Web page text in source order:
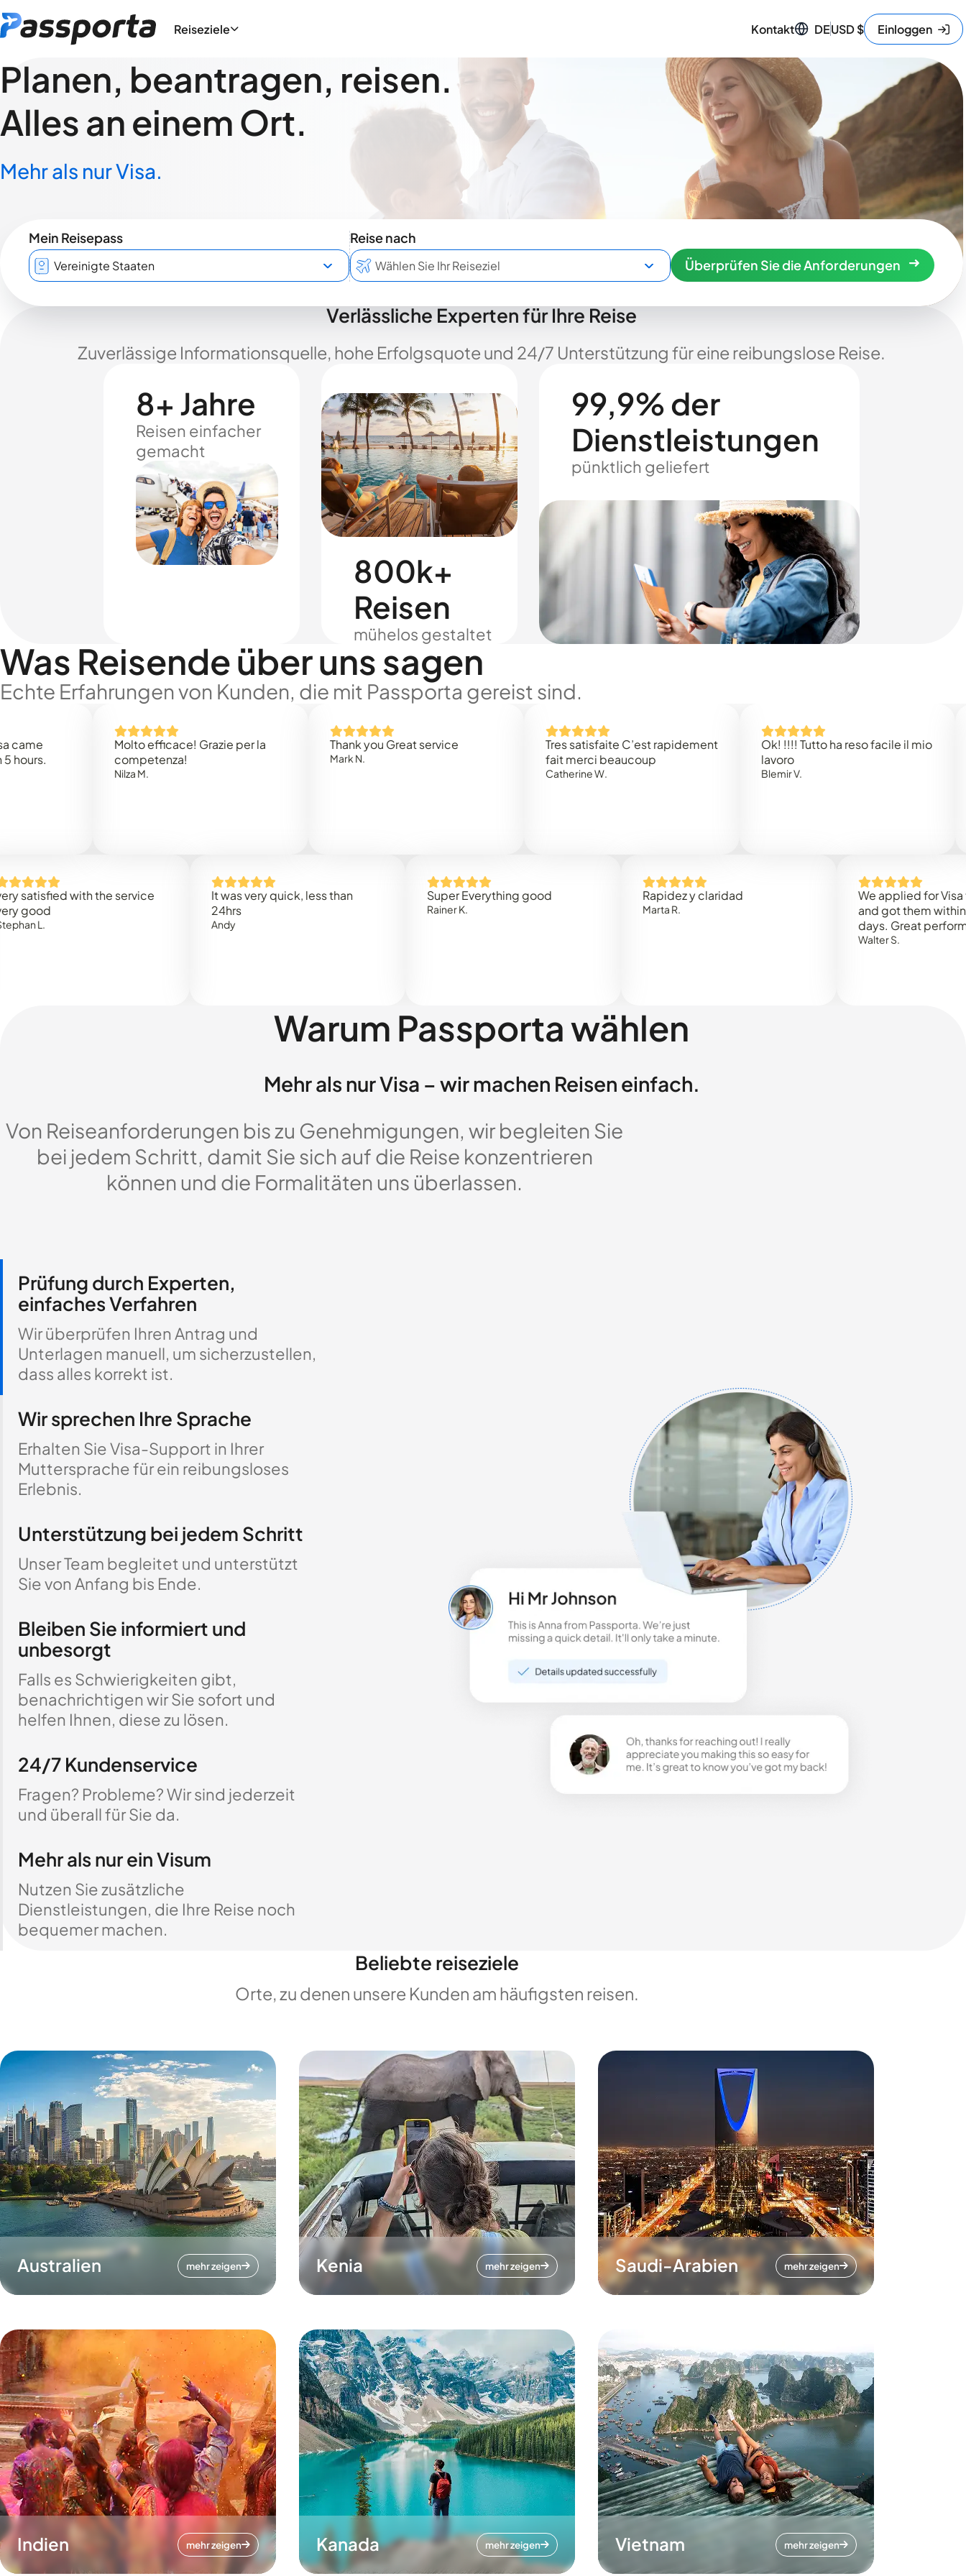
Reiseziele Kontakt DEUSD$ Einloggen
Planen, beantragen, reisen.
Alles an einem Ort.
Mehr als nur Visa.
Mein Reisepass
Reise nach
Überprüfen Sie die Anforderungen
Verlässliche Experten für Ihre Reise
Zuverlässige Informationsquelle, hohe Erfolgsquote und 24/7 Unterstützung für eine reibungslose Reise.
8+ Jahre
Reisen einfacher
gemacht
800k+
Reisen
mühelos gestaltet
99,9% der
Dienstleistungen
pünktlich geliefert
Was Reisende über uns sagen
Echte Erfahrungen von Kunden, die mit Passporta gereist sind.
Molto efficace! Grazie per la
competenza!
Thank you Great service
Tres satisfaite C’est rapidement
fait merci beaucoup
Catherine W.
Ok! !!!! Tutto ha reso facile il mio
Blemir V.
with the service
It was very quick, less than
Super Everything good
Rainer K.
Rapidez y claridad
We applied for Visa to
and got them within 3
days. Great performance!
Walter S.
Warum Passporta wählen
Mehr als nur Visa – wir machen Reisen einfach.
Von Reiseanforderungen bis zu Genehmigungen, wir begleiten Sie
bei jedem Schritt, damit Sie sich auf die Reise konzentrieren
können und die Formalitäten uns überlassen.
Prüfung durch Experten,
einfaches Verfahren
Wir überprüfen Ihren Antrag und
Unterlagen manuell, um sicherzustellen,
dass alles korrekt ist.
Wir sprechen Ihre Sprache
Erhalten Sie Visa-Support in Ihrer
Muttersprache für ein reibungsloses
Erlebnis.
Unterstützung bei jedem Schritt
Unser Team begleitet und unterstützt
Sie von Anfang bis Ende.
Bleiben Sie informiert und
unbesorgt
Falls es Schwierigkeiten gibt,
benachrichtigen wir Sie sofort und
helfen Ihnen, diese zu lösen.
24/7 Kundenservice
Fragen? Probleme? Wir sind jederzeit
und überall für Sie da.
Mehr als nur ein Visum
Nutzen Sie zusätzliche
Dienstleistungen, die Ihre Reise noch
bequemer machen.
Beliebte reiseziele
Orte, zu denen unsere Kunden am häufigsten reisen.
Australien mehr zeigen Kenia mehr zeigen Saudi-Arabien mehr zeigen
Indien mehr zeigen Kanada mehr zeigen Vietnam mehr zeigen